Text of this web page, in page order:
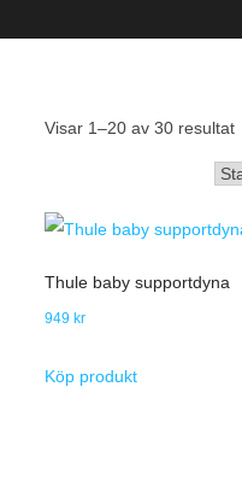
Visar 1–20 av 30 resultat
Thule baby supportdyna
949 kr
Köp produkt